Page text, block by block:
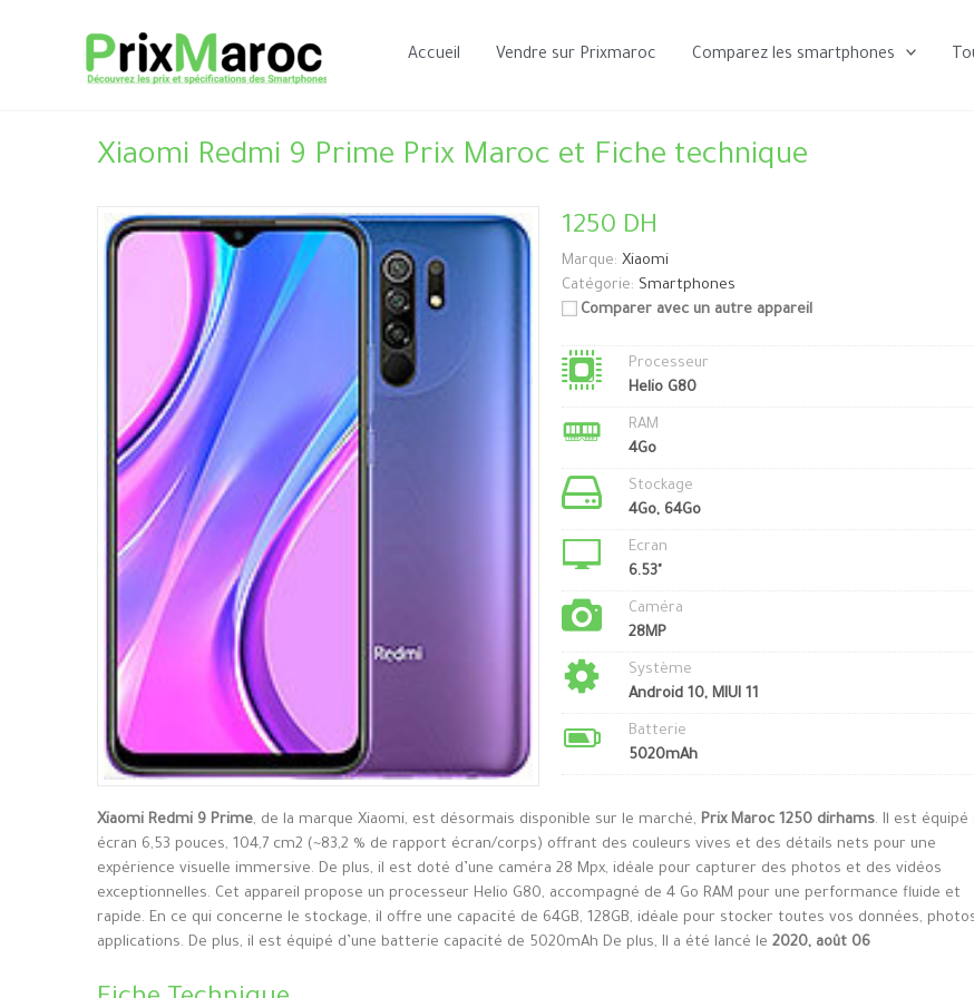
Accueil Vendre sur Prixmaroc Comparez les smartphones
Xiaomi Redmi 9 Prime Prix Maroc et Fiche technique
1250 DH
Marque: Xiaomi
Catégorie: Smartphones
Comparer avec un autre appareil
Processeur
Helio G80
RAM
4Go
Stockage
4Go, 64Go
Ecran
6.53"
Caméra
28MP
Système
Android 10, MIUI 11
Batterie
5020mAh
Xiaomi Redmi 9 Prime, de la marque Xiaomi, est désormais disponible sur le marché, Prix Maroc 1250 dirhams. Il est équipé
écran 6,53 pouces, 104,7 cm2 (~83,2 % de rapport écran/corps) offrant des couleurs vives et des détails nets pour une
expérience visuelle immersive. De plus, il est doté d’une caméra 28 Mpx, idéale pour capturer des photos et des vidéos
exceptionnelles. Cet appareil propose un processeur Helio G80, accompagné de 4 Go RAM pour une performance fluide et
rapide. En ce qui concerne le stockage, il offre une capacité de 64GB, 128GB, idéale pour stocker toutes vos données,
applications. De plus, il est équipé d’une batterie capacité de 5020mAh De plus, Il a été lancé le 2020, août 06